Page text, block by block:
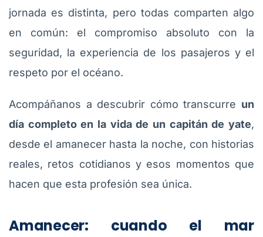
jornada es distinta, pero todas comparten algo
en común: el compromiso absoluto con la
seguridad, la experiencia de los pasajeros y el
respeto por el océano.
Acompáñanos a descubrir cómo transcurre un
día completo en la vida de un capitán de yate,
desde el amanecer hasta la noche, con historias
reales, retos cotidianos y esos momentos que
hacen que esta profesión sea única.
Amanecer: cuando el mar